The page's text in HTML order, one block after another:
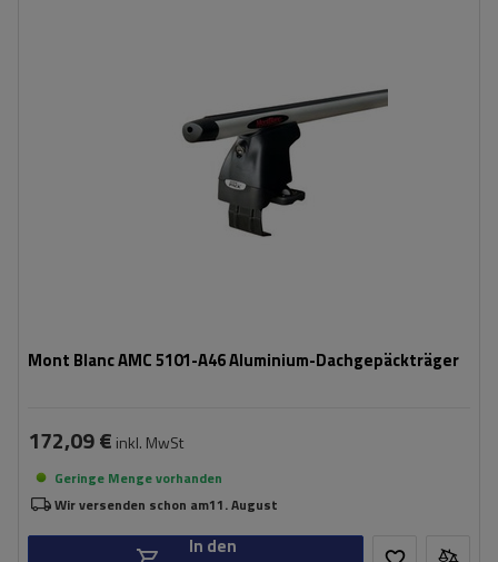
Mont Blanc AMC 5101-A46 Aluminium-Dachgepäckträger
172,09 € inkl. MwSt
Geringe Menge vorhanden
Wir versenden schon am11. August
In den